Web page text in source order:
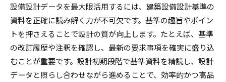
設備設計データを最大限活用するには、建築設備設計基準の
資料を正確に読み解く力が不可欠です。基準の趣旨やポイン
トを押さえることで設計の質が向上します。たとえば、基準
の改訂履歴や注釈を確認し、最新の要求事項を確実に盛り込
むことが重要です。設計初期段階で基準資料を精読し、設計
データと照らし合わせながら進めることで、効率的かつ高品